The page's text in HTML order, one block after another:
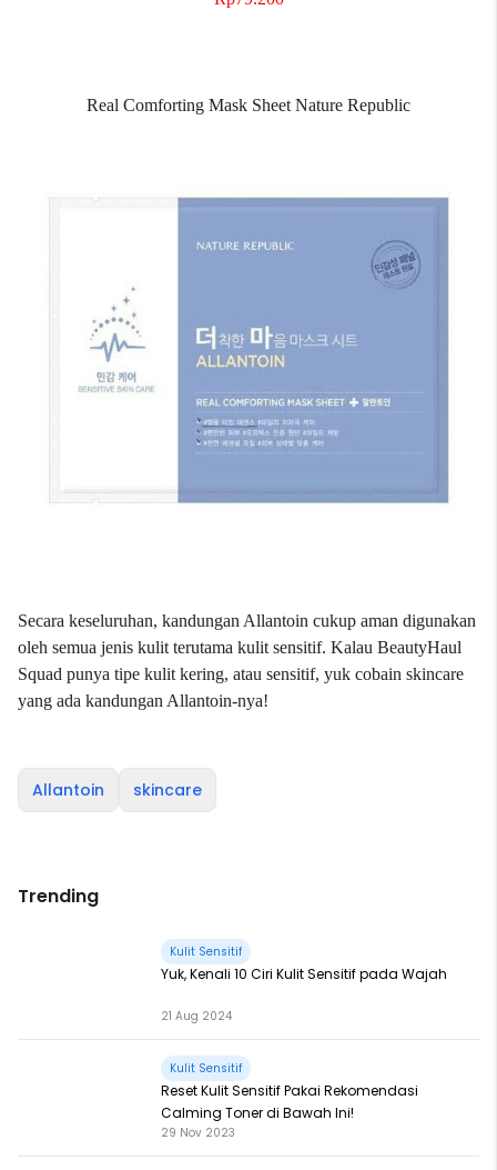
Real Comforting Mask Sheet Nature Republic
Secara keseluruhan, kandungan Allantoin cukup aman digunakan
oleh semua jenis kulit terutama kulit sensitif. Kalau BeautyHaul
Squad punya tipe kulit kering, atau sensitif, yuk cobain skincare
yang ada kandungan Allantoin-nya!
Allantoin skincare
Trending
Kulit Sensitif
Yuk, Kenali 10 Ciri Kulit Sensitif pada Wajah
21 Aug 2024
Kulit Sensitif
Reset Kulit Sensitif Pakai Rekomendasi
Calming Toner di Bawah Ini!
29 Nov 2023